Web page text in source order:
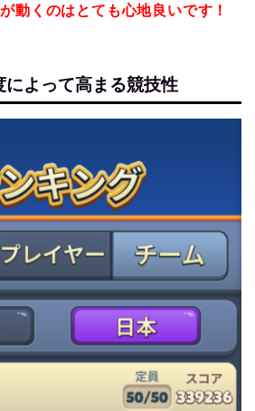
動くのはとても心地良いです！
によって高まる競技性